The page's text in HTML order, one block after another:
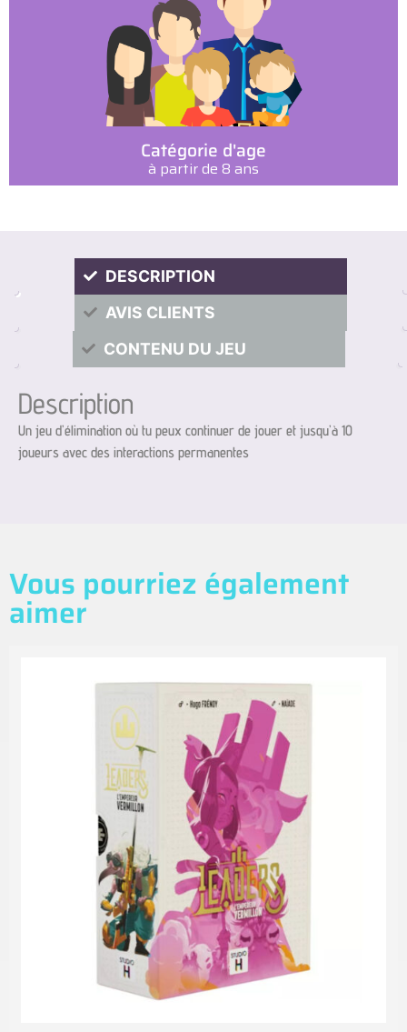
Catégorie d'age
à partir de 8 ans
DESCRIPTION
AVIS CLIENTS
CONTENU DU JEU
Description
Un jeu d’élimination où tu peux continuer de jouer et jusqu’à 10
joueurs avec des interactions permanentes
Vous pourriez également
aimer